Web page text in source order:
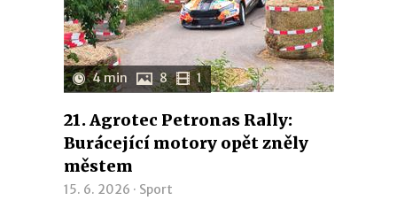
4 min 8 1
21. Agrotec Petronas Rally:
Burácející motory opět zněly
městem
15. 6. 2026 · Sport